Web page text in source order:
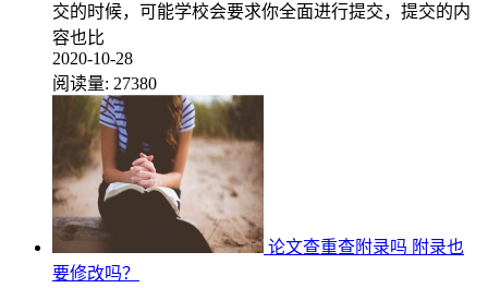
交的时候，可能学校会要求你全面进行提交，提交的内
容也比
2020-10-28
阅读量: 27380
论文查重查附录吗 附录也
要修改吗？